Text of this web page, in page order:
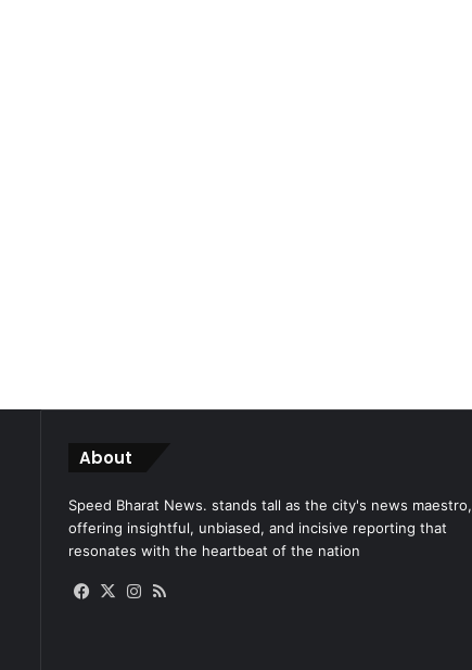
About
Speed Bharat News. stands tall as the city's news maestro,
offering insightful, unbiased, and incisive reporting that
resonates with the heartbeat of the nation
Facebook
X Instagram